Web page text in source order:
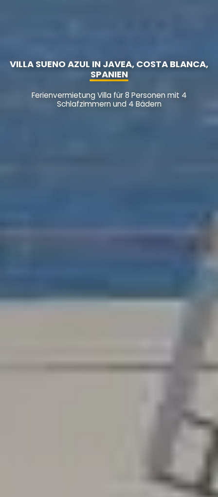
VILLA SUENO AZUL IN JAVEA, COSTA BLANCA,
SPANIEN
Ferienvermietung Villa für 8 Personen mit 4
Schlafzimmern und 4 Bädern